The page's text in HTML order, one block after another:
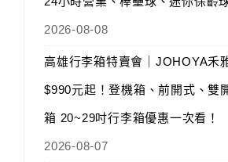
2026-08-08
高雄行李箱特賣會｜JOHOYA禾
$990元起！登機箱、前開式、雙
箱 20~29吋行李箱優惠一次看！
2026-08-07